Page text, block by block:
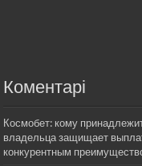
Коментарі
Космобет: кому
владельца защищает
конкурентным